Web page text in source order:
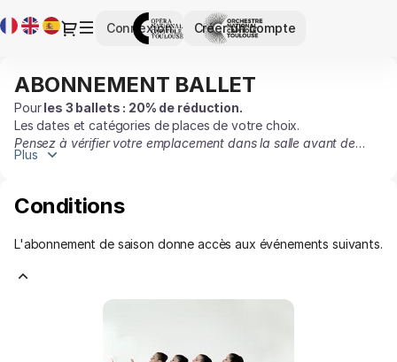
Langue
Dialogue
Connexion Créer un compte
[ABONNEMENT
Opéra
Orchestre
national
ABONNEMENT
BALLET
ABONNEMENT BALLET
Pourles 3 ballets : 20% de réduction.
Les dates et catégories de places de votre choix.
Pensez à vérifier votre emplacement dans la salle avant de
valider le panier.
Plus
Conditions
L'abonnement de saison donne accès aux événements suivants.